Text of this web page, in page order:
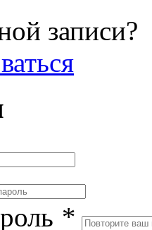
записи?
*